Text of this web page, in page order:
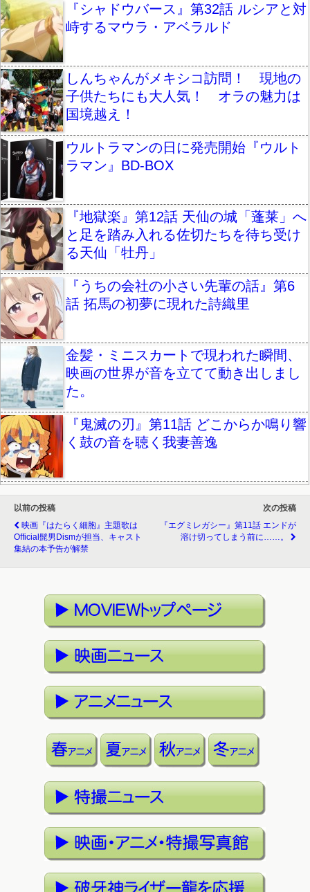
『シャドウバース』第32話 ルシアと対
峙するマウラ・アベラルド
しんちゃんがメキシコ訪問！ 現地の
子供たちにも大人気！ オラの魅力は
国境越え！
ウルトラマンの日に発売開始『ウルト
ラマン』BD-BOX
『地獄楽』第12話 天仙の城「蓬莱」へ
と足を踏み入れる佐切たちを待ち受け
る天仙「牡丹」
『うちの会社の小さい先輩の話』第6
話 拓馬の初夢に現れた詩織里
金髪・ミニスカートで現われた瞬間、
映画の世界が音を立てて動き出しまし
た。
『鬼滅の刃』第11話 どこからか鳴り響
く鼓の音を聴く我妻善逸
以前の投稿
映画『はたらく細胞』主題歌は
Official髭男dismが担当、キャスト
集結の本予告が解禁
次の投稿
『エグミレガシー』第11話 エンドが
溶け切ってしまう前に……。